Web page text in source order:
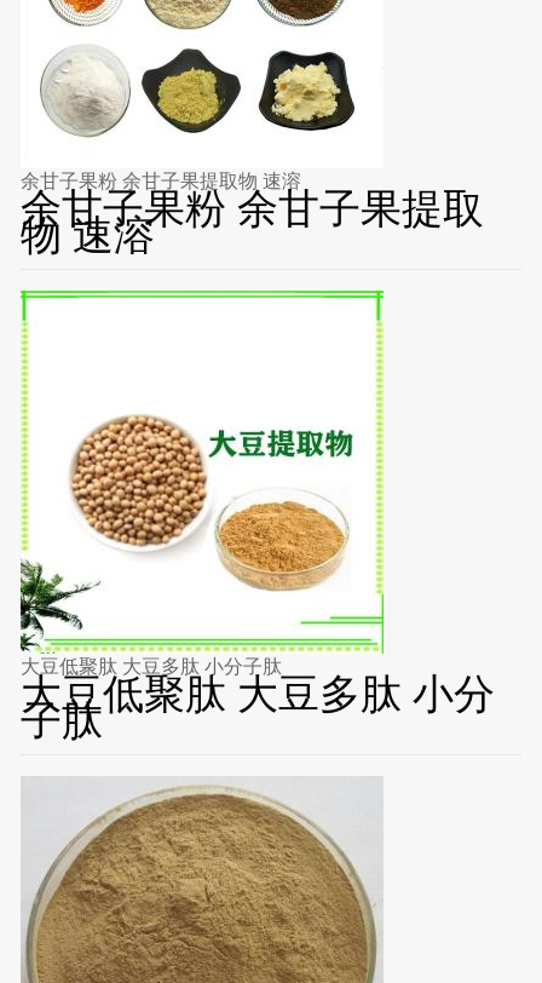
余甘子果粉 余甘子果提取物 速溶
余甘子果粉 余甘子果提取
物 速溶
大豆低聚肽 大豆多肽 小分子肽
大豆低聚肽 大豆多肽 小分
子肽